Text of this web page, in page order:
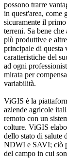
possono trarre
in quest'area, come
sicuramente il
terreni. Sa bene
più produttive e
principale di questa
caratteristiche del
ad ogni
mirata per
variabilità.
ViGIS è la
aziende agricole
remoto con un
colture. ViGIS
dello stato di salute
NDWI e SAVI; ciò
del campo in cui